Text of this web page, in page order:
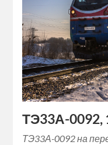
ТЭ33А-0092,
ТЭ33А-0092 на